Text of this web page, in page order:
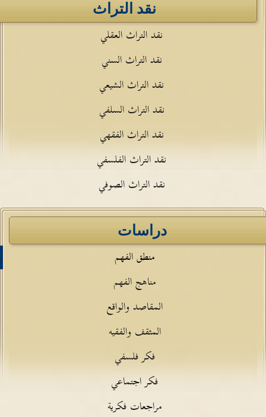
نقد التراث
نقد التراث العقلي
نقد التراث السني
نقد التراث الشيعي
نقد التراث السلفي
نقد التراث الفقهي
نقد التراث الفلسفي
نقد التراث الصوفي
دراسات
منطق الفهم
مناهج الفهم
المقاصد والواقع
المثقف والفقيه
فكر فلسفي
فكر اجتماعي
مراجعات فكرية